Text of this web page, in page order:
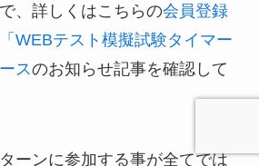
、詳しくはこちらの会員登録
WEBテスト模擬試験タイマー
スのお知らせ記事を確認して
ーンに参加する事が全てでは